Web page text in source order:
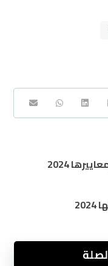
2024